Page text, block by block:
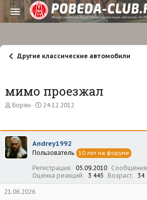
Другие классические автомобили
мимо проезжал
А
о
р
т
е
Борян
Д
а
а
ч
л
а
24.12.2012
Andrey1992
Пользователь 10 лет на форуме
Регистрация 05.09.2010 Сообщения
Оценка реакций
3 445 Возраст 34
21.06.2026